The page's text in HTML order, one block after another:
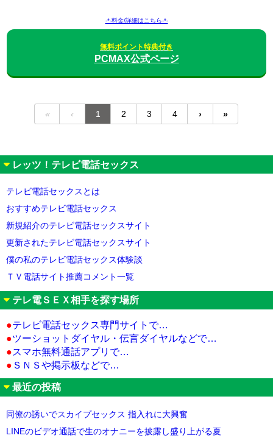
-*-料金/詳細はこちら-*-
無料ポイント特典付き
PCMAX公式ページ
« ‹ 1 2 3 4 › »
レッツ！テレビ電話セックス
テレビ電話セックスとは
おすすめテレビ電話セックス
新規紹介のテレビ電話セックスサイト
更新されたテレビ電話セックスサイト
僕の私のテレビ電話セックス体験談
ＴＶ電話サイト推薦コメント一覧
テレ電ＳＥＸ相手を探す場所
●テレビ電話セックス専門サイトで…
●ツーショットダイヤル・伝言ダイヤルなどで…
●スマホ無料通話アプリで…
● ＳＮＳや掲示板などで…
最近の投稿
同僚の誘いでスカイプセックス 指入れに大興奮
LINEのビデオ通話で生のオナニーを披露し盛り上がる夏